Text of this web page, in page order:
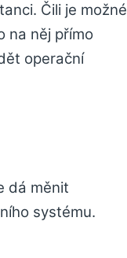
Čili je možné
na něj přímo
operační
dá měnit
systému.